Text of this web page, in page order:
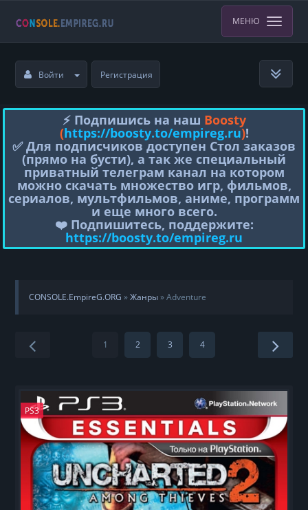
МЕНЮ
Войти Регистрация
⚡️ Подпишись на наш Boosty
(https://boosty.to/empireg.ru)!
✅ Для подписчиков доступен Стол заказов
(прямо на бусти), а так же специальный
приватный телеграм канал на котором
можно скачать множество игр, фильмов,
сериалов, мультфильмов, аниме, программ
и еще много всего.
❤️ Подпишитесь, поддержите:
https://boosty.to/empireg.ru
CONSOLE.EmpireG.ORG »Жанры» Adventure
1 2 3 4
PS3